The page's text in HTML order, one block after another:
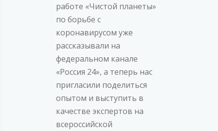
работе «Чистой планеты»
по борьбе с
коронавирусом уже
рассказывали на
федеральном канале
«Россия 24», а теперь нас
пригласили поделиться
опытом и выступить в
качестве экспертов на
всероссийской